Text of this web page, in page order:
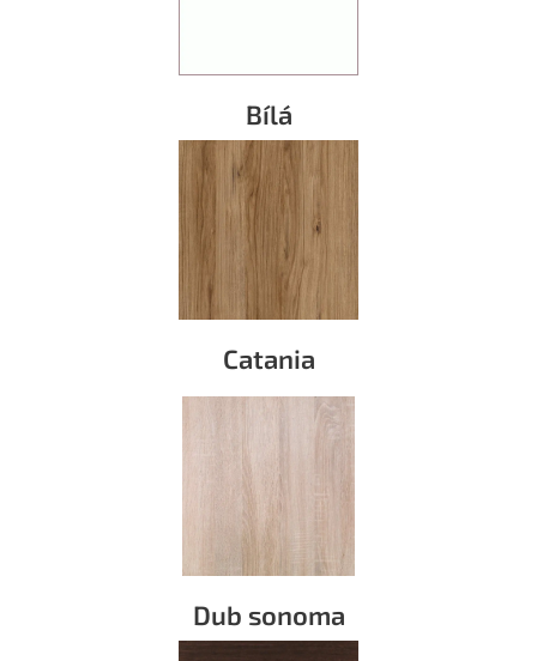
Bílá
Catania
Dub sonoma